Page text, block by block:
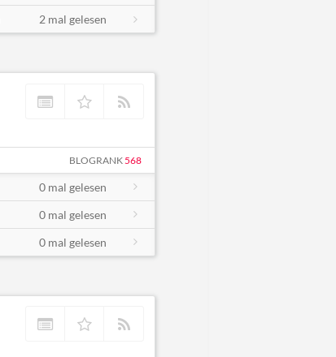
2 mal gelesen
BLOGRANK 568
0 mal gelesen
0 mal gelesen
0 mal gelesen